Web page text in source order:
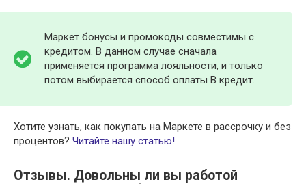
Маркет бонусы и промокоды совместимы с
кредитом. В данном случае сначала
применяется программа лояльности, и только
потом выбирается способ оплаты В кредит.
Хотите узнать, как покупать на Маркете в рассрочку и без
процентов? Читайте нашу статью!
Отзывы. Довольны ли вы работой